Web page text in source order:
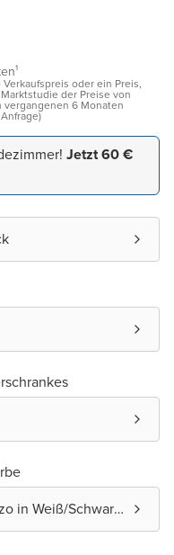
oder ein Preis,
der Preise von
6 Monaten
Jetzt 60 €
in Weiß/Schwarz